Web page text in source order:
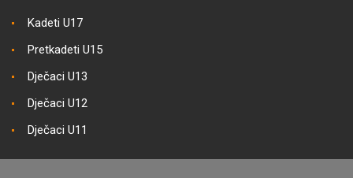
Kadeti U17
Pretkadeti U15
Dječaci U13
Dječaci U12
Dječaci U11